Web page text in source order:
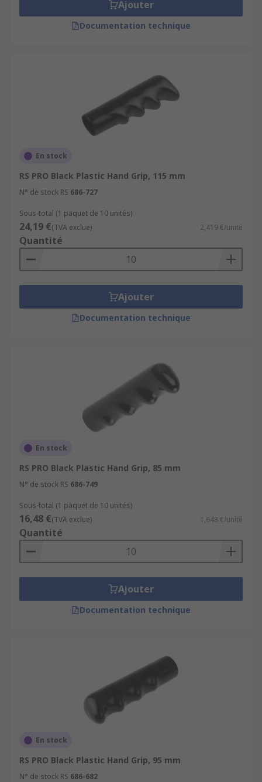
Ajouter
Documentation technique
En stock
RS PRO Black Plastic Hand Grip, 115 mm
N° de stock RS 686-727
Sous-total (1 paquet de 10 unités)
24,19 €(TVA exclue) 2,419 €/unité
Quantité
Ajouter
Documentation technique
En stock
RS PRO Black Plastic Hand Grip, 85 mm
N° de stock RS 686-749
Sous-total (1 paquet de 10 unités)
16,48 €(TVA exclue) 1,648 €/unité
Quantité
Ajouter
Documentation technique
En stock
RS PRO Black Plastic Hand Grip, 95 mm
N° de stock RS 686-682